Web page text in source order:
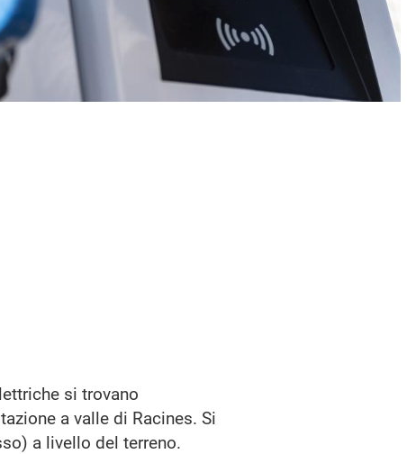
si trovano
a valle di Racines. Si
a livello del terreno.